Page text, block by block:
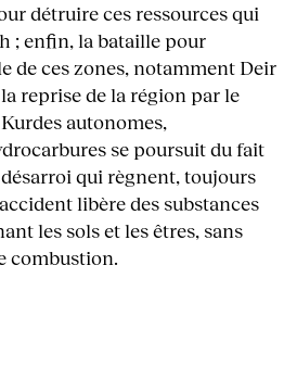
détruire ces ressources qui
; enfin, la bataille pour
de ces zones, notamment Deir
reprise de la région par le
autonomes,
se poursuit du fait
qui règnent, toujours
libère des substances
les sols et les êtres, sans
combustion.